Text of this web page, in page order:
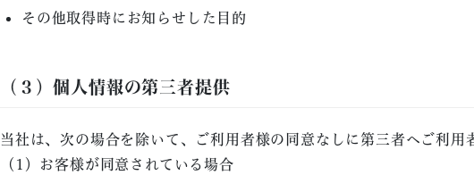
その他取得時にお知らせした目的
（３）個人情報の第三者提供
当社は、次の場合を除いて、ご利用者様の同意なしに第三者へご利用
（1）お客様が同意されている場合